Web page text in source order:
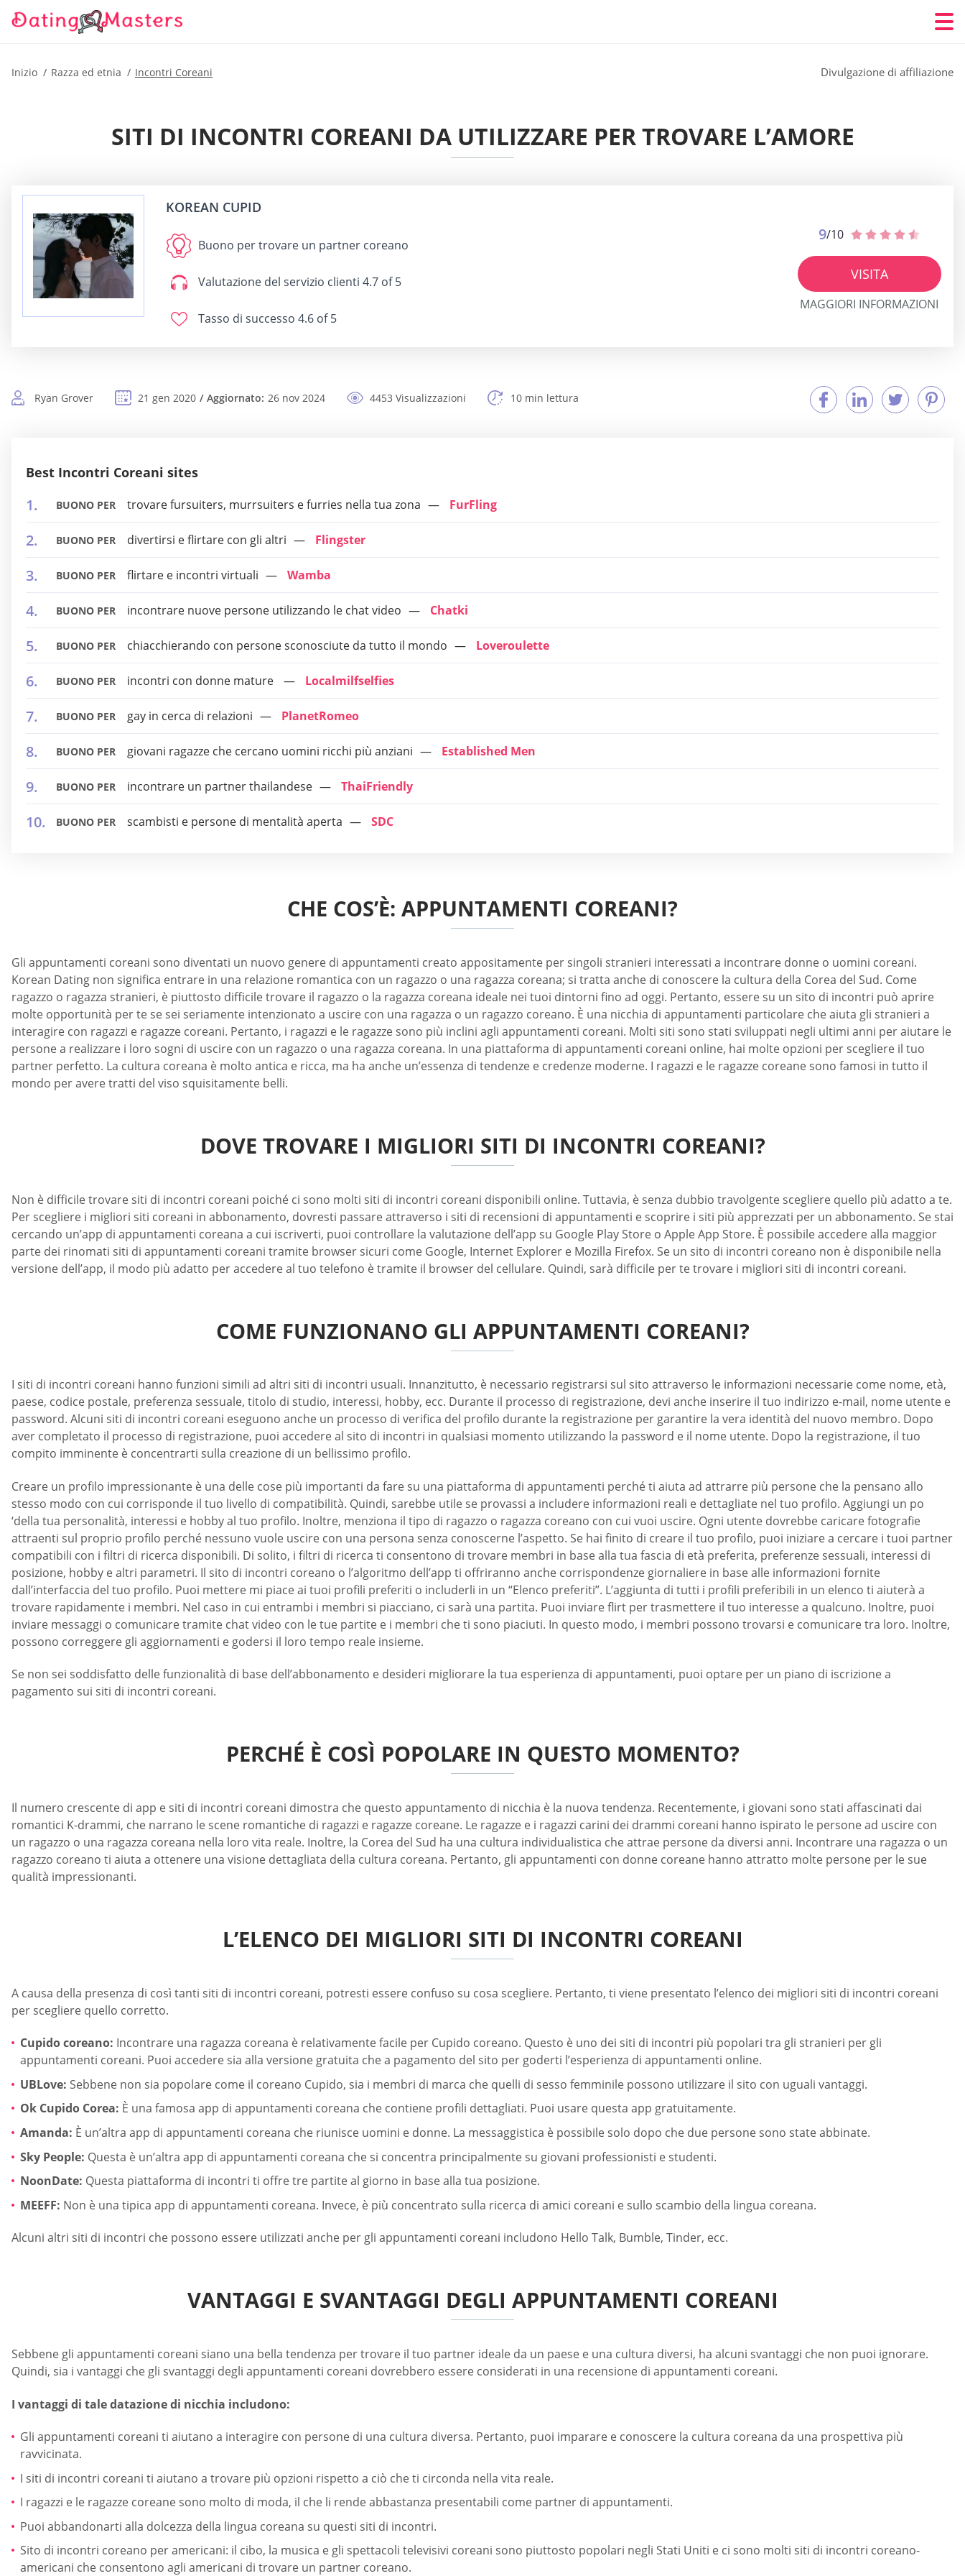
Inizio Razza ed etnia Incontri Coreani Divulgazione di affiliazione
SITI DI INCONTRI COREANI DA UTILIZZARE PER TROVARE L’AMORE
KOREAN CUPID
Buono pertrovare un partner coreano
Valutazione del servizio clienti 4.7 of 5
Tasso di successo 4.6 of 5
9/10
VISITA
MAGGIORI INFORMAZIONI
Ryan Grover 21 gen 2020 Aggiornato: 26 nov 2024 4453 Visualizzazioni 10 min lettura
Best Incontri Coreani sites
BUONO PER trovare fursuiters, murrsuiters e furries nella tua zona FurFling
BUONO PER divertirsi e flirtare con gli altri Flingster
BUONO PER flirtare e incontri virtuali Wamba
BUONO PER incontrare nuove persone utilizzando le chat video Chatki
BUONO PER chiacchierando con persone sconosciute da tutto il mondo Loveroulette
BUONO PER incontri con donne mature Localmilfselfies
BUONO PER gay in cerca di relazioni PlanetRomeo
BUONO PER giovani ragazze che cercano uomini ricchi più anziani Established Men
BUONO PER incontrare un partner thailandese ThaiFriendly
BUONO PER scambisti e persone di mentalità aperta SDC
CHE COS’È: APPUNTAMENTI COREANI?
Gli appuntamenti coreani sono diventati un nuovo genere di appuntamenti creato appositamente per singoli stranieri interessati a incontrare donne o uomini coreani.
Korean Dating non significa entrare in una relazione romantica con un ragazzo o una ragazza coreana; si tratta anche di conoscere la cultura della Corea del Sud. Come
ragazzo o ragazza stranieri, è piuttosto difficile trovare il ragazzo o la ragazza coreana ideale nei tuoi dintorni fino ad oggi. Pertanto, essere su un sito di incontri può aprire
molte opportunità per te se sei seriamente intenzionato a uscire con una ragazza o un ragazzo coreano. È una nicchia di appuntamenti particolare che aiuta gli stranieri a
interagire con ragazzi e ragazze coreani. Pertanto, i ragazzi e le ragazze sono più inclini agli appuntamenti coreani. Molti siti sono stati sviluppati negli ultimi anni per aiutare le
persone a realizzare i loro sogni di uscire con un ragazzo o una ragazza coreana. In una piattaforma di appuntamenti coreani online, hai molte opzioni per scegliere il tuo
partner perfetto. La cultura coreana è molto antica e ricca, ma ha anche un’essenza di tendenze e credenze moderne. I ragazzi e le ragazze coreane sono famosi in tutto il
mondo per avere tratti del viso squisitamente belli.
DOVE TROVARE I MIGLIORI SITI DI INCONTRI COREANI?
Non è difficile trovare siti di incontri coreani poiché ci sono molti siti di incontri coreani disponibili online. Tuttavia, è senza dubbio travolgente scegliere quello più adatto a te.
Per scegliere i migliori siti coreani in abbonamento, dovresti passare attraverso i siti di recensioni di appuntamenti e scoprire i siti più apprezzati per un abbonamento. Se stai
cercando un’app di appuntamenti coreana a cui iscriverti, puoi controllare la valutazione dell’app su Google Play Store o Apple App Store. È possibile accedere alla maggior
parte dei rinomati siti di appuntamenti coreani tramite browser sicuri come Google, Internet Explorer e Mozilla Firefox. Se un sito di incontri coreano non è disponibile nella
versione dell’app, il modo più adatto per accedere al tuo telefono è tramite il browser del cellulare. Quindi, sarà difficile per te trovare i migliori siti di incontri coreani.
COME FUNZIONANO GLI APPUNTAMENTI COREANI?
I siti di incontri coreani hanno funzioni simili ad altri siti di incontri usuali. Innanzitutto, è necessario registrarsi sul sito attraverso le informazioni necessarie come nome, età,
paese, codice postale, preferenza sessuale, titolo di studio, interessi, hobby, ecc. Durante il processo di registrazione, devi anche inserire il tuo indirizzo e-mail, nome utente e
password. Alcuni siti di incontri coreani eseguono anche un processo di verifica del profilo durante la registrazione per garantire la vera identità del nuovo membro. Dopo
aver completato il processo di registrazione, puoi accedere al sito di incontri in qualsiasi momento utilizzando la password e il nome utente. Dopo la registrazione, il tuo
compito imminente è concentrarti sulla creazione di un bellissimo profilo.
Creare un profilo impressionante è una delle cose più importanti da fare su una piattaforma di appuntamenti perché ti aiuta ad attrarre più persone che la pensano allo
stesso modo con cui corrisponde il tuo livello di compatibilità. Quindi, sarebbe utile se provassi a includere informazioni reali e dettagliate nel tuo profilo. Aggiungi un po
‘della tua personalità, interessi e hobby al tuo profilo. Inoltre, menziona il tipo di ragazzo o ragazza coreano con cui vuoi uscire. Ogni utente dovrebbe caricare fotografie
attraenti sul proprio profilo perché nessuno vuole uscire con una persona senza conoscerne l’aspetto. Se hai finito di creare il tuo profilo, puoi iniziare a cercare i tuoi partner
compatibili con i filtri di ricerca disponibili. Di solito, i filtri di ricerca ti consentono di trovare membri in base alla tua fascia di età preferita, preferenze sessuali, interessi di
posizione, hobby e altri parametri. Il sito di incontri coreano o l’algoritmo dell’app ti offriranno anche corrispondenze giornaliere in base alle informazioni fornite
dall’interfaccia del tuo profilo. Puoi mettere mi piace ai tuoi profili preferiti o includerli in un “Elenco preferiti”. L’aggiunta di tutti i profili preferibili in un elenco ti aiuterà a
trovare rapidamente i membri. Nel caso in cui entrambi i membri si piacciano, ci sarà una partita. Puoi inviare flirt per trasmettere il tuo interesse a qualcuno. Inoltre, puoi
inviare messaggi o comunicare tramite chat video con le tue partite e i membri che ti sono piaciuti. In questo modo, i membri possono trovarsi e comunicare tra loro. Inoltre,
possono correggere gli aggiornamenti e godersi il loro tempo reale insieme.
Se non sei soddisfatto delle funzionalità di base dell’abbonamento e desideri migliorare la tua esperienza di appuntamenti, puoi optare per un piano di iscrizione a
pagamento sui siti di incontri coreani.
PERCHÉ È COSÌ POPOLARE IN QUESTO MOMENTO?
Il numero crescente di app e siti di incontri coreani dimostra che questo appuntamento di nicchia è la nuova tendenza. Recentemente, i giovani sono stati affascinati dai
romantici K-drammi, che narrano le scene romantiche di ragazzi e ragazze coreane. Le ragazze e i ragazzi carini dei drammi coreani hanno ispirato le persone ad uscire con
un ragazzo o una ragazza coreana nella loro vita reale. Inoltre, la Corea del Sud ha una cultura individualistica che attrae persone da diversi anni. Incontrare una ragazza o un
ragazzo coreano ti aiuta a ottenere una visione dettagliata della cultura coreana. Pertanto, gli appuntamenti con donne coreane hanno attratto molte persone per le sue
qualità impressionanti.
L’ELENCO DEI MIGLIORI SITI DI INCONTRI COREANI
A causa della presenza di così tanti siti di incontri coreani, potresti essere confuso su cosa scegliere. Pertanto, ti viene presentato l’elenco dei migliori siti di incontri coreani
per scegliere quello corretto.
Cupido coreano: Incontrare una ragazza coreana è relativamente facile per Cupido coreano. Questo è uno dei siti di incontri più popolari tra gli stranieri per gli
appuntamenti coreani. Puoi accedere sia alla versione gratuita che a pagamento del sito per goderti l’esperienza di appuntamenti online.
UBLove: Sebbene non sia popolare come il coreano Cupido, sia i membri di marca che quelli di sesso femminile possono utilizzare il sito con uguali vantaggi.
Ok Cupido Corea: È una famosa app di appuntamenti coreana che contiene profili dettagliati. Puoi usare questa app gratuitamente.
Amanda: È un’altra app di appuntamenti coreana che riunisce uomini e donne. La messaggistica è possibile solo dopo che due persone sono state abbinate.
Sky People: Questa è un’altra app di appuntamenti coreana che si concentra principalmente su giovani professionisti e studenti.
NoonDate: Questa piattaforma di incontri ti offre tre partite al giorno in base alla tua posizione.
MEEFF: Non è una tipica app di appuntamenti coreana. Invece, è più concentrato sulla ricerca di amici coreani e sullo scambio della lingua coreana.
Alcuni altri siti di incontri che possono essere utilizzati anche per gli appuntamenti coreani includono Hello Talk, Bumble, Tinder, ecc.
VANTAGGI E SVANTAGGI DEGLI APPUNTAMENTI COREANI
Sebbene gli appuntamenti coreani siano una bella tendenza per trovare il tuo partner ideale da un paese e una cultura diversi, ha alcuni svantaggi che non puoi ignorare.
Quindi, sia i vantaggi che gli svantaggi degli appuntamenti coreani dovrebbero essere considerati in una recensione di appuntamenti coreani.
I vantaggi di tale datazione di nicchia includono:
Gli appuntamenti coreani ti aiutano a interagire con persone di una cultura diversa. Pertanto, puoi imparare e conoscere la cultura coreana da una prospettiva più
ravvicinata.
I siti di incontri coreani ti aiutano a trovare più opzioni rispetto a ciò che ti circonda nella vita reale.
I ragazzi e le ragazze coreane sono molto di moda, il che li rende abbastanza presentabili come partner di appuntamenti.
Puoi abbandonarti alla dolcezza della lingua coreana su questi siti di incontri.
Sito di incontri coreano per americani: il cibo, la musica e gli spettacoli televisivi coreani sono piuttosto popolari negli Stati Uniti e ci sono molti siti di incontri coreano-
americani che consentono agli americani di trovare un partner coreano.